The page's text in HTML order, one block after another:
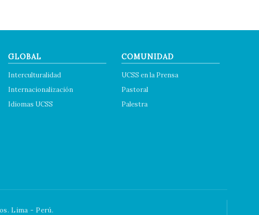
GLOBAL
Interculturalidad
Internacionalización
Idiomas UCSS
COMUNIDAD
UCSS en la Prensa
Pastoral
Palestra
Lima - Perú.